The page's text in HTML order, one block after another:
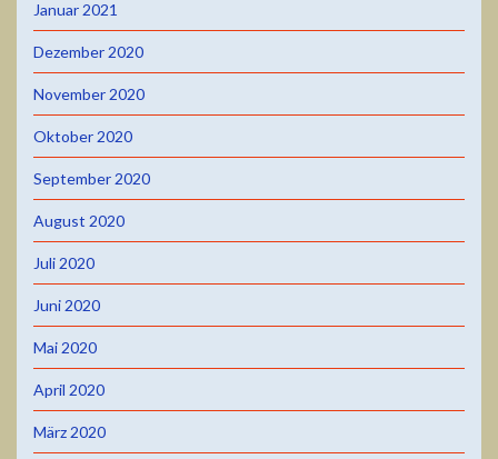
Januar 2021
Dezember 2020
November 2020
Oktober 2020
September 2020
August 2020
Juli 2020
Juni 2020
Mai 2020
April 2020
März 2020